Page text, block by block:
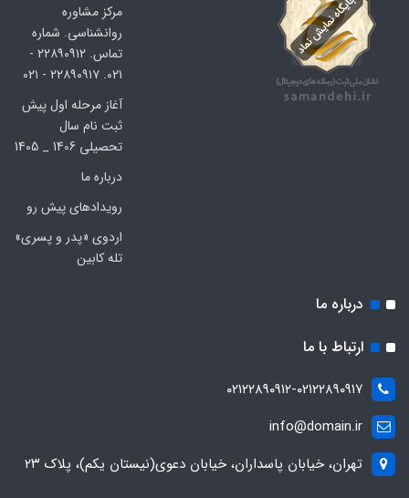
مرکز مشاوره
روانشناسی. شماره
تماس. ۲۲۸۹۰۹۱۲ -
۰۲۱. ۲۲۸۹۰۹۱۷ - ۰۲۱
آغاز مرحله اول پیش
ثبت نام سال
تحصیلی 1406 _ 1405
درباره ما
رویدادهای پیش رو
اردوی «پدر و پسری»
تله کابین
درباره ما
ارتباط با ما
۰۲۱۲۲۸۹۰۹۱۲-۰۲۱۲۲۸۹۰۹۱۷
info@domain.ir
تهران، خیابان پاسداران، خیابان دعوی(نیستان یکم)، پلاک ۲۳